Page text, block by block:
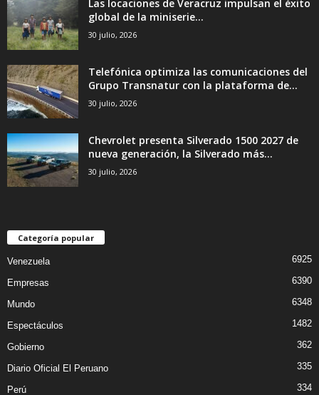
Las locaciones de Veracruz impulsan el éxito
global de la miniserie...
30 julio, 2026
Telefónica optimiza las comunicaciones del
Grupo Transnatur con la plataforma de...
30 julio, 2026
Chevrolet presenta Silverado 1500 2027 de
nueva generación, la Silverado más...
30 julio, 2026
Categoría popular
Venezuela 6925
Empresas 6390
Mundo 6348
Espectáculos 1482
Gobierno 362
Diario Oficial El Peruano 335
Perú 334